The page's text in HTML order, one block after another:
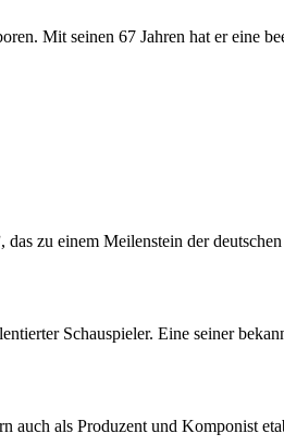
Mit seinen 67 Jahren hat er eine
, das zu einem Meilenstein der
Schauspieler. Eine seiner
auch als Produzent und Komponist